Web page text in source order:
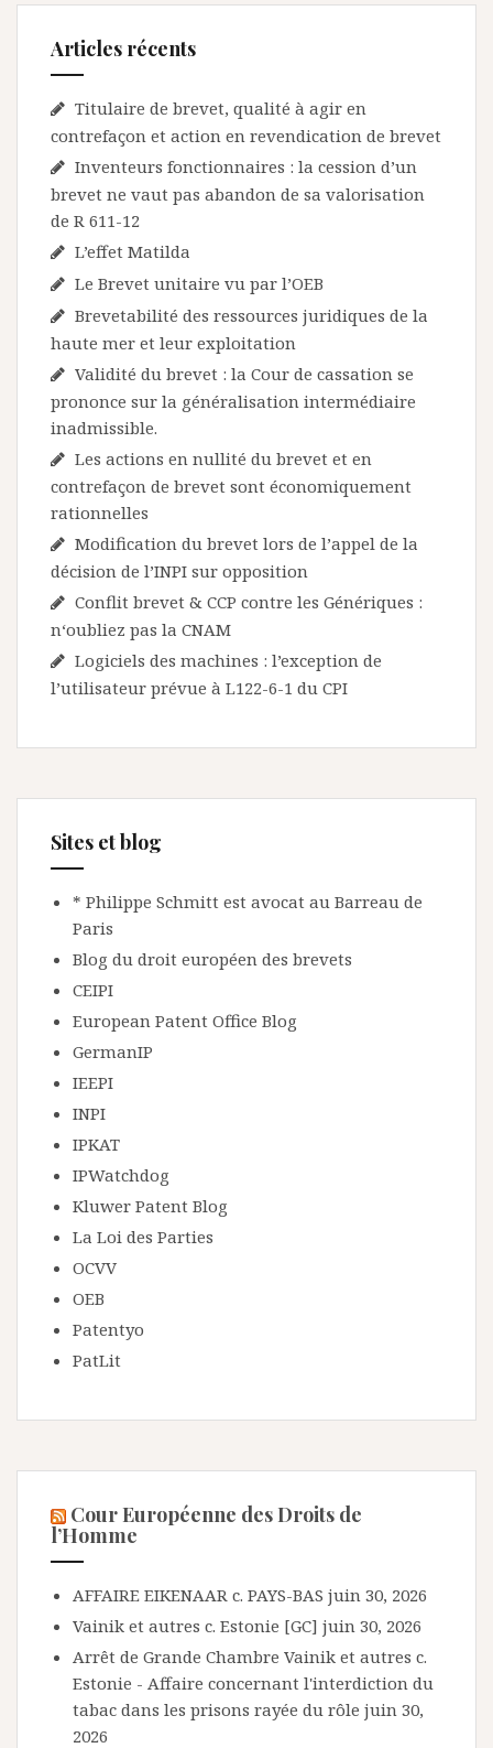
Articles récents
Titulaire de brevet, qualité à agir en
contrefaçon et action en revendication de brevet
Inventeurs fonctionnaires : la cession d’un
brevet ne vaut pas abandon de sa valorisation
de R 611-12
L’effet Matilda
Le Brevet unitaire vu par l’OEB
Brevetabilité des ressources juridiques de la
haute mer et leur exploitation
Validité du brevet : la Cour de cassation se
prononce sur la généralisation intermédiaire
inadmissible.
Les actions en nullité du brevet et en
contrefaçon de brevet sont économiquement
rationnelles
Modification du brevet lors de l’appel de la
décision de l’INPI sur opposition
Conflit brevet & CCP contre les Génériques :
n‘oubliez pas la CNAM
Logiciels des machines : l’exception de
l’utilisateur prévue à L122-6-1 du CPI
Sites et blog
* Philippe Schmitt est avocat au Barreau de
Paris
Blog du droit européen des brevets
CEIPI
European Patent Office Blog
GermanIP
IEEPI
INPI
IPKAT
IPWatchdog
Kluwer Patent Blog
La Loi des Parties
OCVV
OEB
Patentyo
PatLit
Cour Européenne des Droits de
l’Homme
AFFAIRE EIKENAAR c. PAYS-BAS juin 30, 2026
Vainik et autres c. Estonie [GC] juin 30, 2026
Arrêt de Grande Chambre Vainik et autres c.
Estonie - Affaire concernant l'interdiction du
tabac dans les prisons rayée du rôle juin 30,
2026